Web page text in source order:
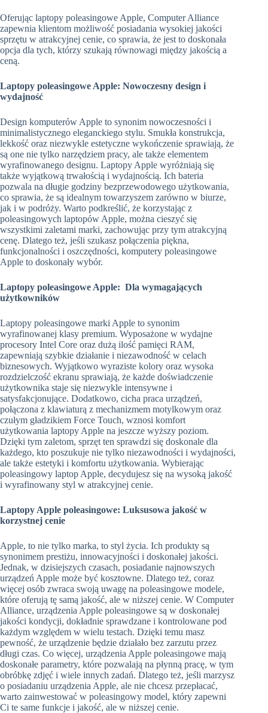
Oferując laptopy poleasingowe Apple, Computer Alliance
zapewnia klientom możliwość posiadania wysokiej jakości
sprzętu w atrakcyjnej cenie, co sprawia, że jest to doskonała
opcja dla tych, którzy szukają równowagi między jakością a
ceną.
Laptopy poleasingowe Apple: Nowoczesny design i
wydajność
Design komputerów Apple to synonim nowoczesności i
minimalistycznego eleganckiego stylu. Smukła konstrukcja,
lekkość oraz niezwykle estetyczne wykończenie sprawiają, że
są one nie tylko narzędziem pracy, ale także elementem
wyrafinowanego designu. Laptopy Apple wyróżniają się
także wyjątkową trwałością i wydajnością. Ich bateria
pozwala na długie godziny bezprzewodowego użytkowania,
co sprawia, że są idealnym towarzyszem zarówno w biurze,
jak i w podróży. Warto podkreślić, że korzystając z
poleasingowych laptopów Apple, można cieszyć się
wszystkimi zaletami marki, zachowując przy tym atrakcyjną
cenę. Dlatego też, jeśli szukasz połączenia piękna,
funkcjonalności i oszczędności, komputery poleasingowe
Apple to doskonały wybór.
Laptopy poleasingowe Apple: Dla wymagających
użytkowników
Laptopy poleasingowe marki Apple to synonim
wyrafinowanej klasy premium. Wyposażone w wydajne
procesory Intel Core oraz dużą ilość pamięci RAM,
zapewniają szybkie działanie i niezawodność w celach
biznesowych. Wyjątkowo wyraziste kolory oraz wysoka
rozdzielczość ekranu sprawiają, że każde doświadczenie
użytkownika staje się niezwykle intensywne i
satysfakcjonujące. Dodatkowo, cicha praca urządzeń,
połączona z klawiaturą z mechanizmem motylkowym oraz
czułym gładzikiem Force Touch, wznosi komfort
użytkowania laptopy Apple na jeszcze wyższy poziom.
Dzięki tym zaletom, sprzęt ten sprawdzi się doskonale dla
każdego, kto poszukuje nie tylko niezawodności i wydajności,
ale także estetyki i komfortu użytkowania. Wybierając
poleasingowy laptop Apple, decydujesz się na wysoką jakość
i wyrafinowany styl w atrakcyjnej cenie.
Laptopy Apple poleasingowe: Luksusowa jakość w
korzystnej cenie
Apple, to nie tylko marka, to styl życia. Ich produkty są
synonimem prestiżu, innowacyjności i doskonałej jakości.
Jednak, w dzisiejszych czasach, posiadanie najnowszych
urządzeń Apple może być kosztowne. Dlatego też, coraz
więcej osób zwraca swoją uwagę na poleasingowe modele,
które oferują tę samą jakość, ale w niższej cenie. W Computer
Alliance, urządzenia Apple poleasingowe są w doskonałej
jakości kondycji, dokładnie sprawdzane i kontrolowane pod
każdym względem w wielu testach. Dzięki temu masz
pewność, że urządzenie będzie działało bez zarzutu przez
długi czas. Co więcej, urządzenia Apple poleasingowe mają
doskonałe parametry, które pozwalają na płynną pracę, w tym
obróbkę zdjęć i wiele innych zadań. Dlatego też, jeśli marzysz
o posiadaniu urządzenia Apple, ale nie chcesz przepłacać,
warto zainwestować w poleasingowy model, który zapewni
Ci te same funkcje i jakość, ale w niższej cenie.